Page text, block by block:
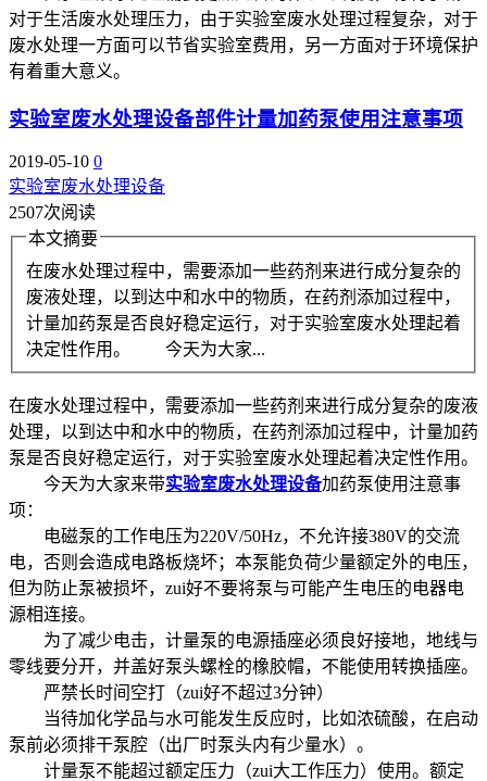
对于生活废水处理压力，由于实验室废水处理过程复杂，对于
废水处理一方面可以节省实验室费用，另一方面对于环境保护
有着重大意义。
实验室废水处理设备部件计量加药泵使用注意事项
2019-05-10 0
实验室废水处理设备
2507次阅读
本文摘要
在废水处理过程中，需要添加一些药剂来进行成分复杂的
废液处理，以到达中和水中的物质，在药剂添加过程中，
计量加药泵是否良好稳定运行，对于实验室废水处理起着
决定性作用。 今天为大家...
在废水处理过程中，需要添加一些药剂来进行成分复杂的废液
处理，以到达中和水中的物质，在药剂添加过程中，计量加药
泵是否良好稳定运行，对于实验室废水处理起着决定性作用。
今天为大家来带实验室废水处理设备加药泵使用注意事
项：
电磁泵的工作电压为220V/50Hz，不允许接380V的交流
电，否则会造成电路板烧坏；本泵能负荷少量额定外的电压，
但为防止泵被损坏，zui好不要将泵与可能产生电压的电器电
源相连接。
为了减少电击，计量泵的电源插座必须良好接地，地线与
零线要分开，并盖好泵头螺栓的橡胶帽，不能使用转换插座。
严禁长时间空打（zui好不超过3分钟）
当待加化学品与水可能发生反应时，比如浓硫酸，在启动
泵前必须排干泵腔（出厂时泵头内有少量水）。
计量泵不能超过额定压力（zui大工作压力）使用。额定